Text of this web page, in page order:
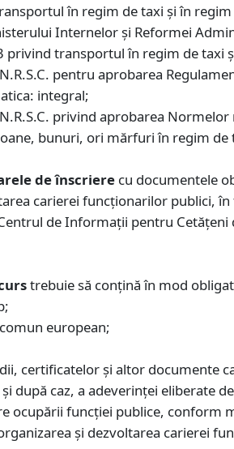
în regim de taxi şi în
Internelor şi Reformei
privind transportul în regim de taxi
pentru aprobarea
integral;
privind aprobarea
bunuri, ori mărfuri în regim de
de înscriere cu documentele
carierei funcţionarilor publici,
de Informaţii pentru
trebuie să conţină în mod
european;
certificatelor şi altor documente
după caz, a adeverinţei eliberate
ocupării funcţiei publice, conform
și dezvoltarea carierei